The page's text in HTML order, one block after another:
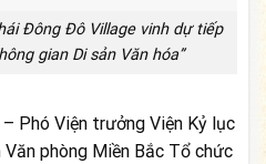
Đông Đô Village vinh dự tiếp
gian Di sản Văn hóa”
Phó Viện trưởng Viện Kỷ lục
phòng Miền Bắc Tổ chức